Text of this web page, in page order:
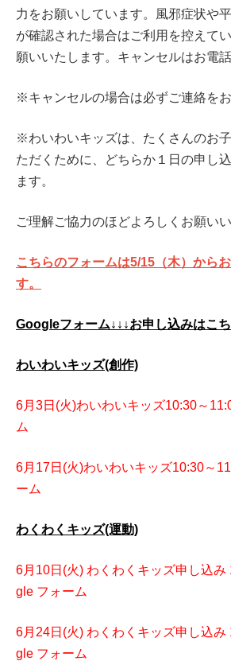
力をお願いしています。風邪症状や
が確認された場合はご利用を控えて
願いいたします。キャンセルはお電
※キャンセルの場合は必ずご連絡をお
※わいわいキッズは、たくさんのお
ただくために、どちらか１日の申し
ます。
ご理解ご協力のほどよろしくお願いい
こちらのフォームは5/15 （木）から
す。
Googleフォーム↓↓↓お申し込みはこ
わいわいキッズ(創作)
6月3日(火)わいわいキッズ10:30～
ム
6月17日(火)わいわいキッズ10:30～
ーム
わくわくキッズ(運動)
6月10日(火) わくわくキッズ申し込み
gle フォーム
6月24日(火) わくわくキッズ申し込み
gle フォーム